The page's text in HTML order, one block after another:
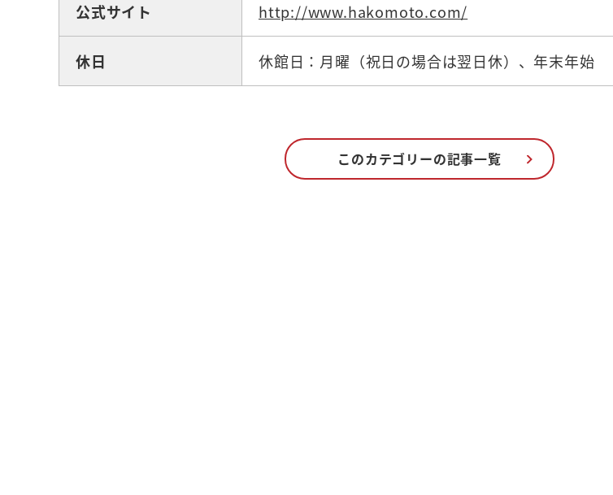
公式サイト http://www.hakomoto.com/
休日 休館日：月曜（祝日の場合は翌日休）、年末年始
このカテゴリーの記事一覧